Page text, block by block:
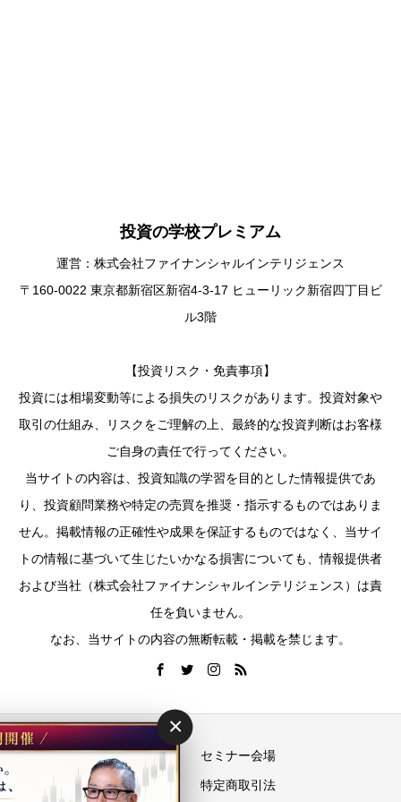
投資の学校プレミアム
運営：株式会社ファイナンシャルインテリジェンス
〒160-0022 東京都新宿区新宿4-3-17 ヒューリック新宿四丁目ビ
ル3階
【投資リスク・免責事項】
投資には相場変動等による損失のリスクがあります。投資対象や
取引の仕組み、リスクをご理解の上、最終的な投資判断はお客様
ご自身の責任で行ってください。
当サイトの内容は、投資知識の学習を目的とした情報提供であ
り、投資顧問業務や特定の売買を推奨・指示するものではありま
せん。掲載情報の正確性や成果を保証するものではなく、当サイ
トの情報に基づいて生じたいかなる損害についても、情報提供者
および当社（株式会社ファイナンシャルインテリジェンス）は責
任を負いません。
なお、当サイトの内容の無断転載・掲載を禁じます。
運営会社 セミナー会場
プライバシーポリシー 特定商取引法
×